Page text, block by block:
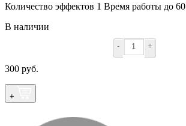
Количество эффектов 1 Время работы до 60
В наличии
- +
300 руб.
+